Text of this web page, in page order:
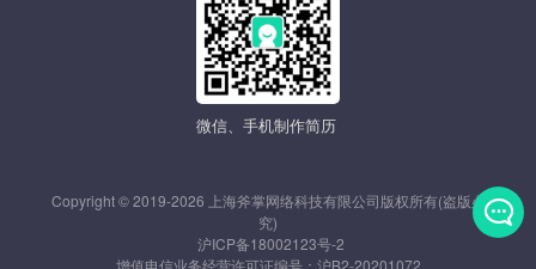
微信、手机制作简历
Copyright © 2019-2026 上海斧掌网络科技有限公司版权所有(盗版必
究)
沪ICP备18002123号-2
增值电信业务经营许可证编号： 沪B2-20201072